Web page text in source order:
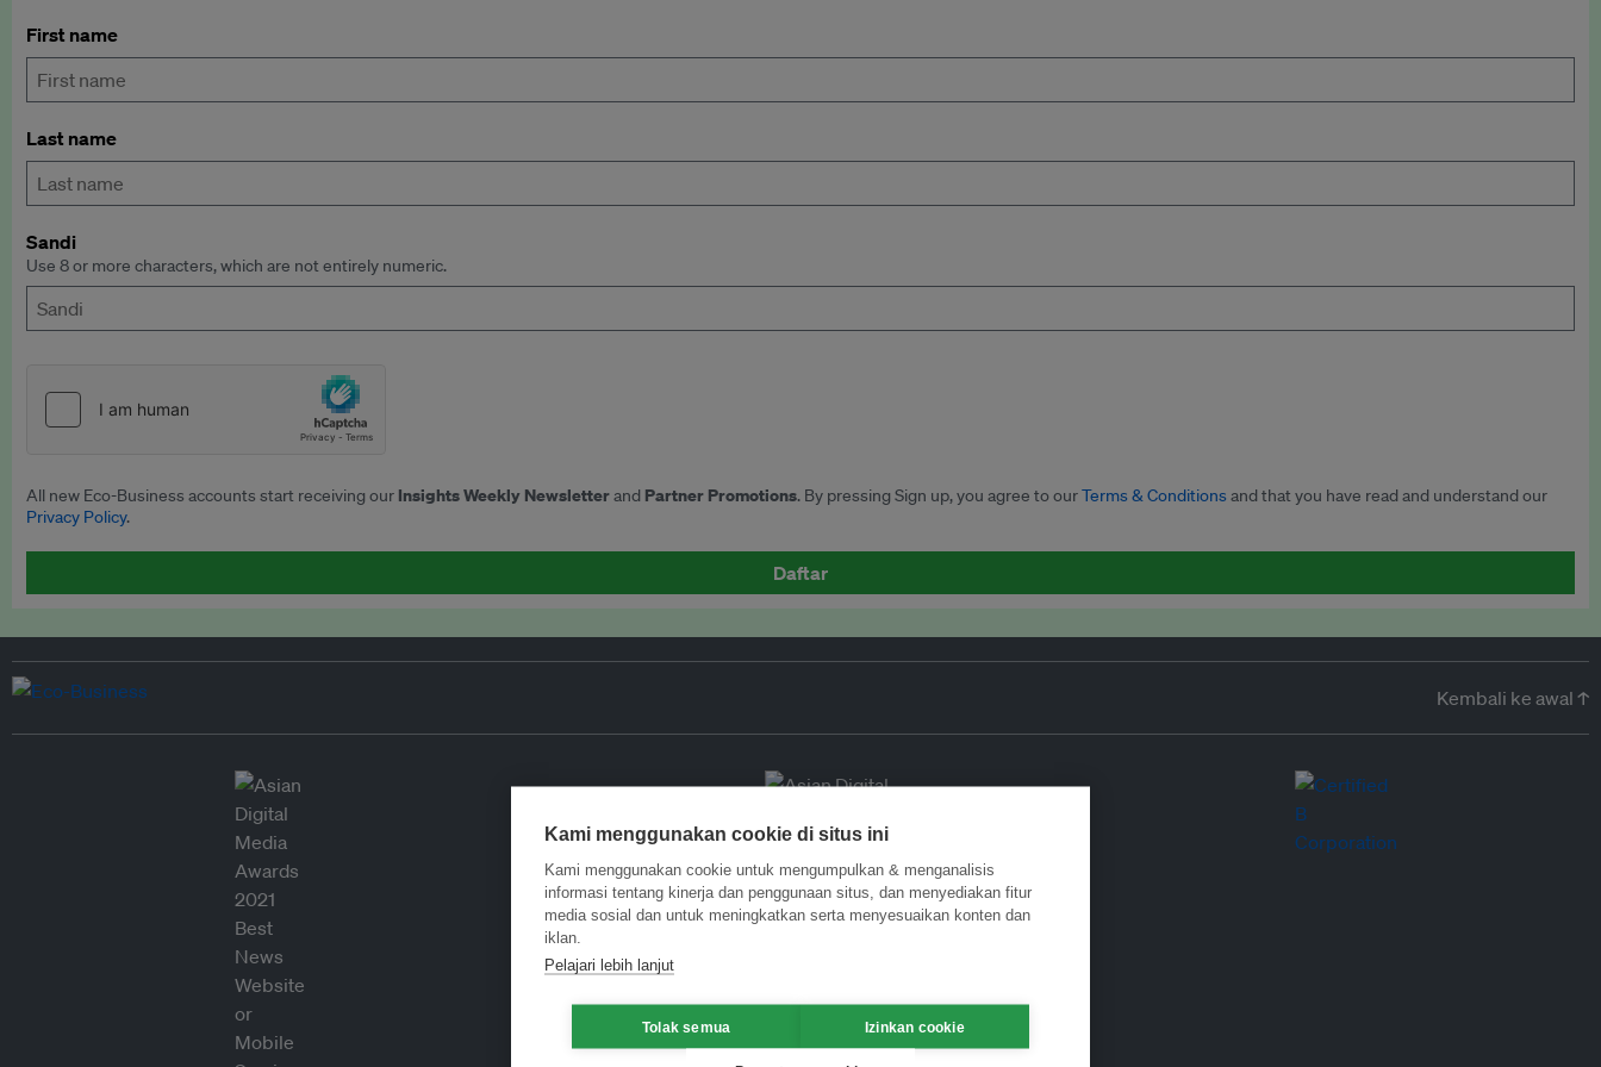
First name
Last name
Sandi
Use 8 or more characters, which are not entirely numeric.
All new Eco-Business accounts start receiving our Insights Weekly Newsletterand Partner Promotions. By pressing Sign up, you agree to ourTerms & Conditionsand that you have read and understand our
Privacy Policy.
Daftar
Kembali ke awal ↑
Kami menggunakan cookie di situs ini
Kami menggunakan cookie untuk mengumpulkan & menganalisis
informasi tentang kinerja dan penggunaan situs, dan menyediakan fitur
media sosial dan untuk meningkatkan serta menyesuaikan konten dan
iklan.
Pelajari lebih lanjut
Tolak semua Izinkan cookie